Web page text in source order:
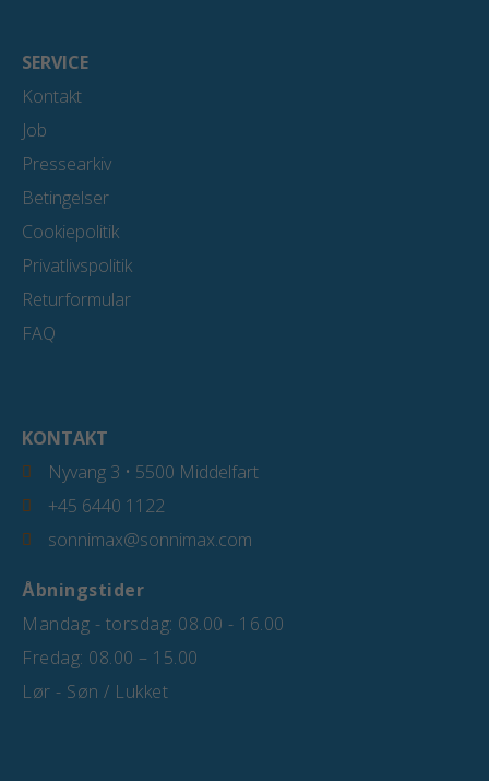
SERVICE
Kontakt
Job
Pressearkiv
Betingelser
Cookiepolitik
Privatlivspolitik
Returformular
FAQ
KONTAKT
Nyvang 3 • 5500 Middelfart
+45 6440 1122
sonnimax@sonnimax.com
Åbningstider
Mandag - torsdag: 08.00 - 16.00
Fredag: 08.00 – 15.00
Lør - Søn / Lukket